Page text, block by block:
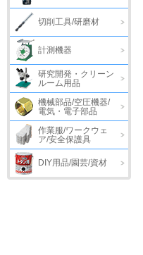
切削工具/研磨材
計測機器
研究開発・クリーン
ルーム用品
機械部品/空圧機器/
電気・電子部品
作業服/ワークウェ
ア/安全保護具
DIY用品/園芸/資材